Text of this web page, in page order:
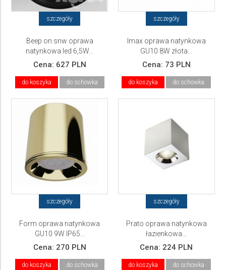
szczegóły
Beep on snw oprawa
natynkowa led 6,5W...
Cena: 627 PLN
do koszyka do schowka
szczegóły
Imax oprawa natynkowa
GU10 8W złota...
Cena: 73 PLN
do koszyka do schowka
szczegóły
Form oprawa natynkowa
GU10 9W IP65...
Cena: 270 PLN
do koszyka do schowka
szczegóły
Prato oprawa natynkowa
łazienkowa...
Cena: 224 PLN
do koszyka do schowka